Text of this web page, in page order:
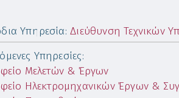
Υπηρεσία:Διεύθυνση Τεχνικών
Υπηρεσίες:
Μελετών & Έργων
Ηλεκτρομηχανικών Έργων &